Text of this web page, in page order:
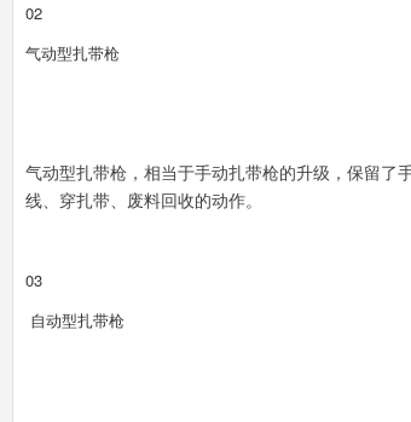
02
气动型扎带枪
气动型扎带枪，相当于手动扎带枪的升级，保留了
线、穿扎带、废料回收的动作。
03
自动型扎带枪